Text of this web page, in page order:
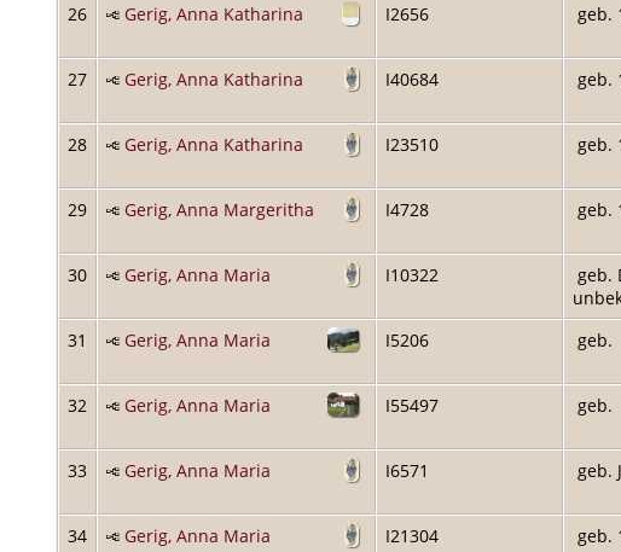
26
Gerig, Anna Katharina I2656 geb.
27
Gerig, Anna Katharina I40684 geb.
28
Gerig, Anna Katharina I23510 geb.
29
Gerig, Anna Margeritha I4728 geb.
30
Gerig, Anna Maria I10322
geb.
31
Gerig, Anna Maria I5206 geb.
32
Gerig, Anna Maria I55497 geb.
33
Gerig, Anna Maria I6571 geb.
34
Gerig, Anna Maria I21304 geb.